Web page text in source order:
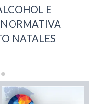
E
NATALES